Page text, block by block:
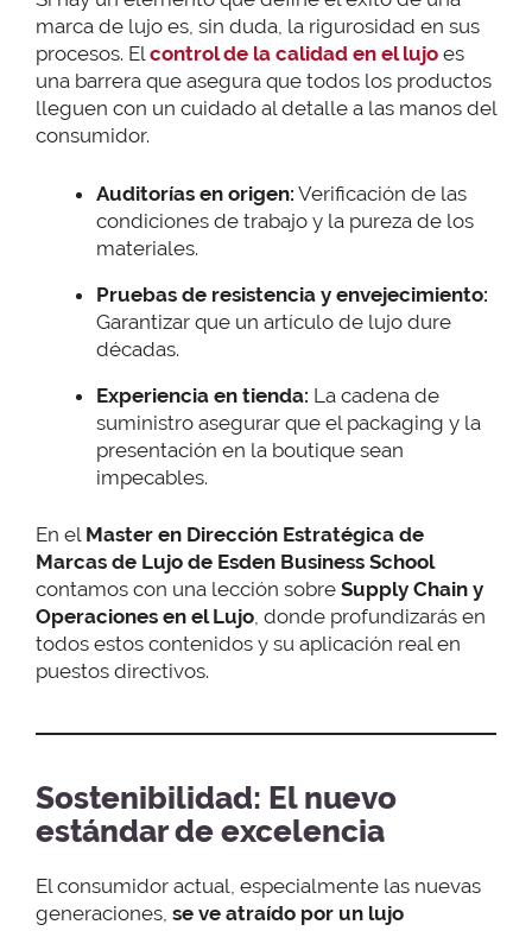
marca de lujo es, sin duda, la rigurosidad en sus
procesos. Elcontrol de la calidad en el lujo es
una barrera que asegura que todos los productos
lleguen con un cuidado al detalle a las manos del
consumidor.
Auditorías en origen: Verificación de las
condiciones de trabajo y la pureza de los
materiales.
Pruebas de resistencia y envejecimiento:
Garantizar que un artículo de lujo dure
décadas.
Experiencia en tienda: La cadena de
suministro asegurar que el packaging y la
presentación en la boutique sean
impecables.
En el Master en Dirección Estratégica de
Marcas de Lujo de Esden Business School
contamos con una lección sobre Supply Chain y
Operaciones en el Lujo, donde profundizarás en
todos estos contenidos y su aplicación real en
puestos directivos.
Sostenibilidad: El nuevo
estándar de excelencia
El consumidor actual, especialmente las nuevas
generaciones, se ve atraído por un lujo